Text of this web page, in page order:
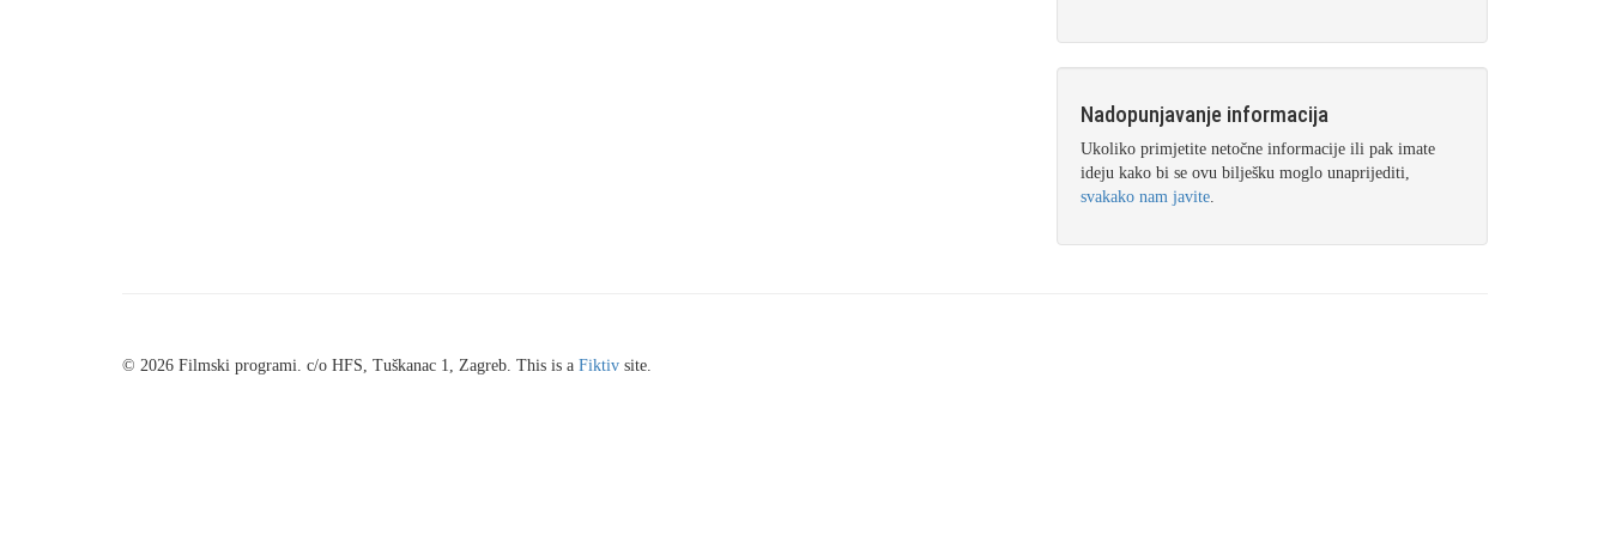
Nadopunjavanje informacija
Ukoliko primjetite netočne informacije ili pak imate
ideju kako bi se ovu bilješku moglo unaprijediti,
svakako nam javite.
© 2026 Filmski programi. c/o HFS, Tuškanac 1, Zagreb. This is a Fiktiv site.